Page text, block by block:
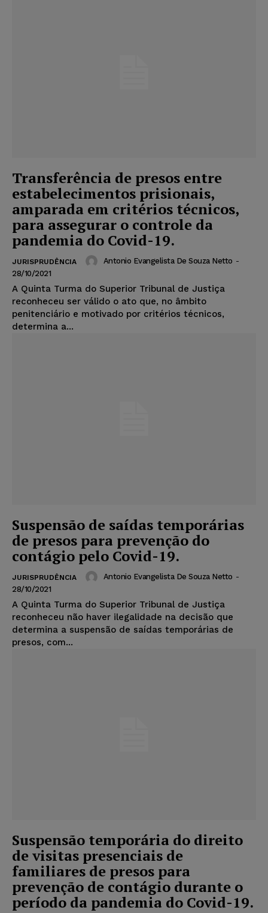
Transferência de presos entre
estabelecimentos prisionais,
amparada em critérios técnicos,
para assegurar o controle da
pandemia do Covid-19.
JURISPRUDÊNCIA Antonio Evangelista De Souza Netto -
28/10/2021
A Quinta Turma do Superior Tribunal de Justiça
reconheceu ser válido o ato que, no âmbito
penitenciário e motivado por critérios técnicos,
determina a...
Suspensão de saídas temporárias
de presos para prevenção do
contágio pelo Covid-19.
JURISPRUDÊNCIA Antonio Evangelista De Souza Netto -
28/10/2021
A Quinta Turma do Superior Tribunal de Justiça
reconheceu não haver ilegalidade na decisão que
determina a suspensão de saídas temporárias de
presos, com...
Suspensão temporária do direito
de visitas presenciais de
familiares de presos para
prevenção de contágio durante o
período da pandemia do Covid-19.